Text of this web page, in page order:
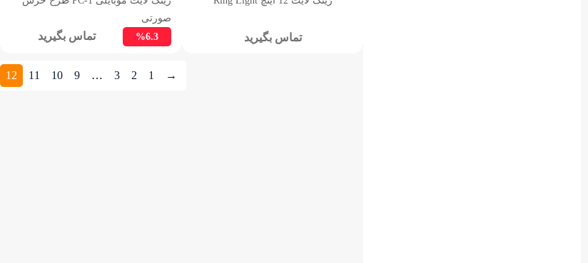
تماس بگیرید
صورتی
تماس بگیرید %6.3
→
1
2
3
…
9
10
11
12